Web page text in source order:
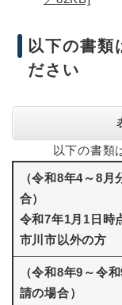
以下の書類
ださい
以下の書類
（令和8年4～8月
合）
令和7年1月1日時
市川市以外の方
（令和8年9～令
請の場合）